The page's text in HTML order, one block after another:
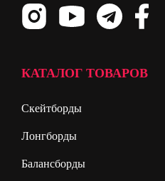
КАТАЛОГ ТОВАРОВ
Скейтборды
Лонгборды
Балансборды